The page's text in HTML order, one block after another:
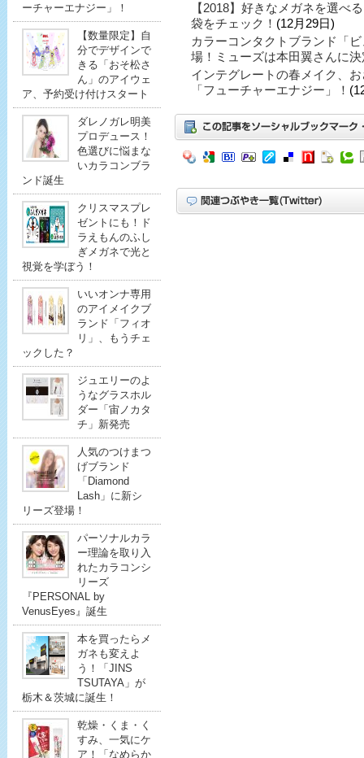
ーチャーエナジー」！
【数量限定】自
分でデザインで
きる「おそ松さ
ん」のアイウェ
ア、予約受け付けスタート
ダレノガレ明美
プロデュース！
色選びに悩まな
いカラコンブラ
ンド誕生
クリスマスプレ
ゼントにも！ド
ラえもんのふし
ぎメガネで光と
視覚を学ぼう！
いいオンナ専用
のアイメイクブ
ランド「フィオ
リ」、もうチェ
ックした？
ジュエリーのよ
うなグラスホル
ダー「宙ノカタ
チ」新発売
人気のつけまつ
げブランド
「Diamond
Lash」に新シ
リーズ登場！
パーソナルカラ
ー理論を取り入
れたカラコンシ
リーズ
『PERSONAL by
VenusEyes』誕生
本を買ったらメ
ガネも変えよ
う！「JINS
TSUTAYA」が
栃木＆茨城に誕生！
乾燥・くま・く
すみ、一気にケ
ア！「なめらか
【2018】好きなメガネを選べ
袋をチェック！ (12月29日)
カラーコンタクトブランド「
場！ミューズは本田翼さんに決
インテグレートの春メイク、
「フューチャーエナジー」！